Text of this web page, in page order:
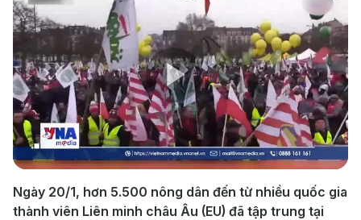
Play
Video
Ngày 20/1, hơn 5.500 nông dân đến từ nhiều quốc gia
thành viên Liên minh châu Âu (EU) đã tập trung tại